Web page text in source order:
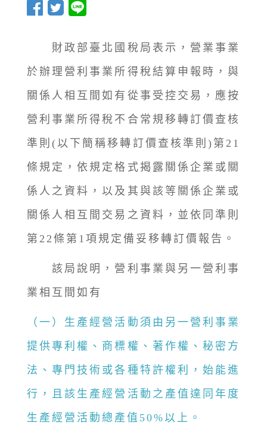
財政部臺北國稅局表示，營業事業
於辦理營利事業所得稅結算申報時，與
關係人相互間如有從事受控交易，應按
營利事業所得稅不合常規移轉訂價查核
準則(以下簡稱移轉訂價查核準則)第21
條規定，依規定格式揭露關係企業或關
係人之資料，以及其與該等關係企業或
關係人相互間交易之資料，並依同準則
第22條第1項規定備妥移轉訂價報告。
該局說明，營利事業與另一營利事
業相互間如有
（一）生產經營活動須由另一營利事業
提供專利權、商標權、著作權、秘密方
法、專門技術或各種特許權利，始能進
行，且該生產經營活動之產值達同年度
生產經營活動總產值50%以上。